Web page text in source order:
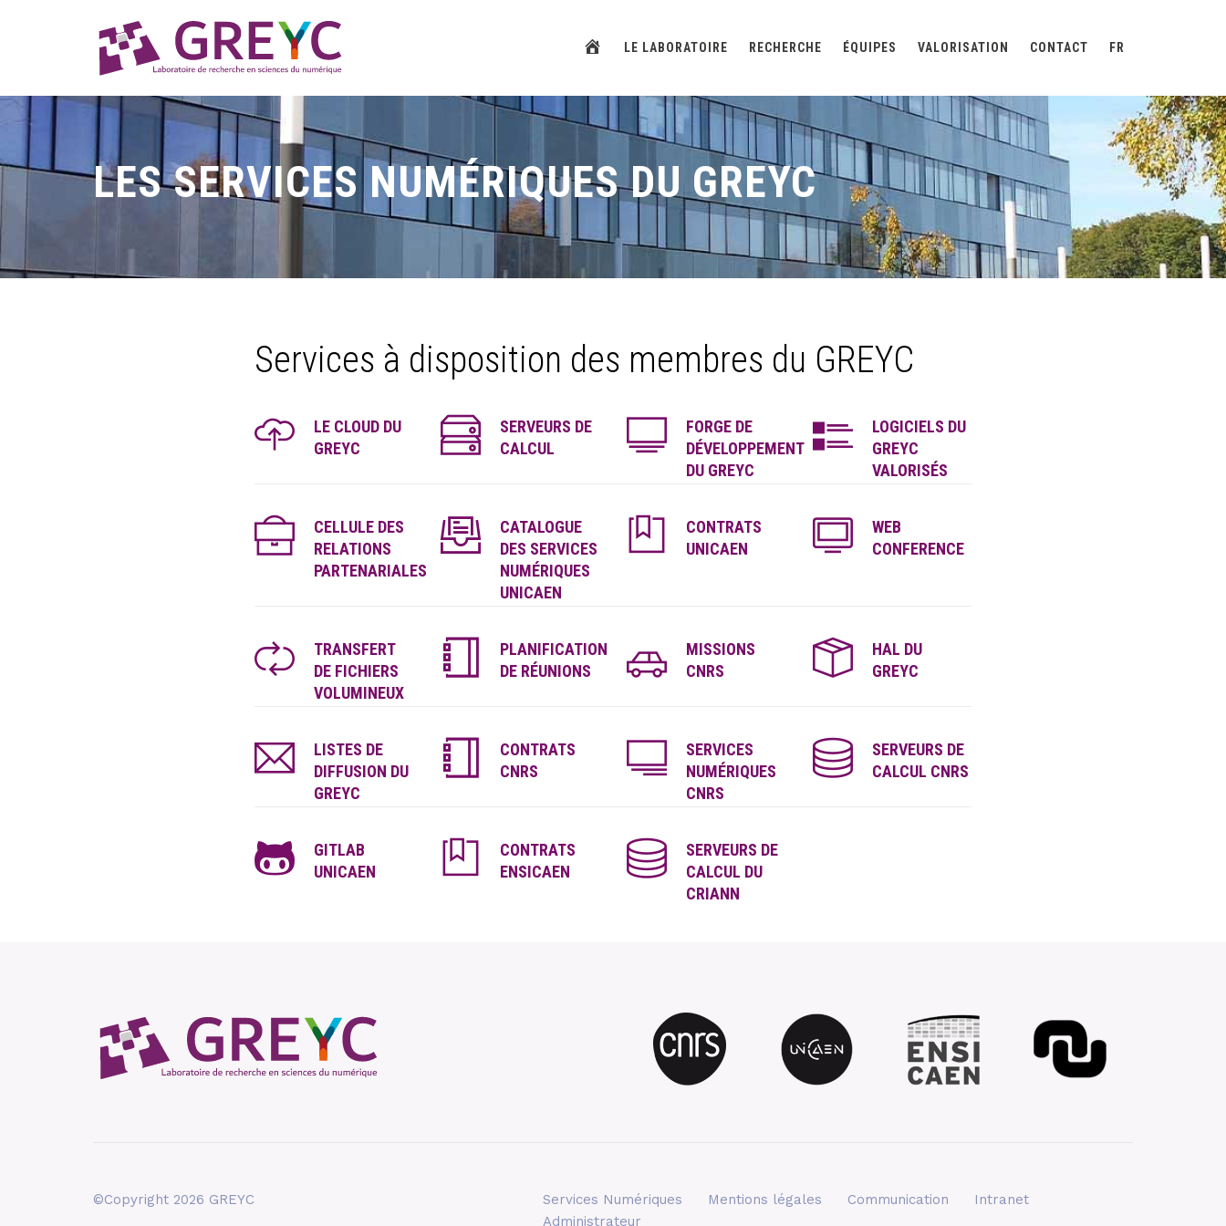
ACCUEIL
LE LABORATOIRE RECHERCHE ÉQUIPES VALORISATION CONTACT FR
LES SERVICES NUMÉRIQUES DU GREYC
Services à disposition des membres du GREYC
LE CLOUD DU
GREYC
SERVEURS DE
CALCUL
FORGE DE
DÉVELOPPEMENT
DU GREYC
LOGICIELS DU
GREYC
VALORISÉS
CELLULE DES
RELATIONS
PARTENARIALES
CATALOGUE
DES SERVICES
NUMÉRIQUES
UNICAEN
CONTRATS
UNICAEN
WEB
CONFERENCE
TRANSFERT
DE FICHIERS
VOLUMINEUX
PLANIFICATION
DE RÉUNIONS
MISSIONS
CNRS
HAL DU
GREYC
LISTES DE
DIFFUSION DU
GREYC
CONTRATS
CNRS
SERVICES
NUMÉRIQUES
CNRS
SERVEURS DE
CALCUL CNRS
GITLAB
UNICAEN
CONTRATS
ENSICAEN
SERVEURS DE
CALCUL DU
CRIANN
©Copyright 2026 GREYC Services Numériques Mentions légales Communication
Intranet
Administrateur